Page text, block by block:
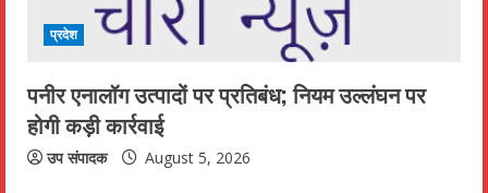
प्रदेश
पनीर एनालॉग उत्पादों पर प्रतिबंध; नियम उल्लंघन पर
होगी कड़ी कार्रवाई
उप संपादक August 5, 2026